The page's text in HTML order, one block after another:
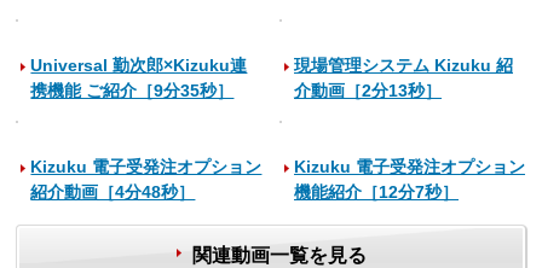
Universal 勤次郎×Kizuku連
携機能 ご紹介［9分35秒］
現場管理システム Kizuku 紹
介動画［2分13秒］
Kizuku 電子受発注オプション
紹介動画［4分48秒］
Kizuku 電子受発注オプション
機能紹介［12分7秒］
関連動画一覧を見る